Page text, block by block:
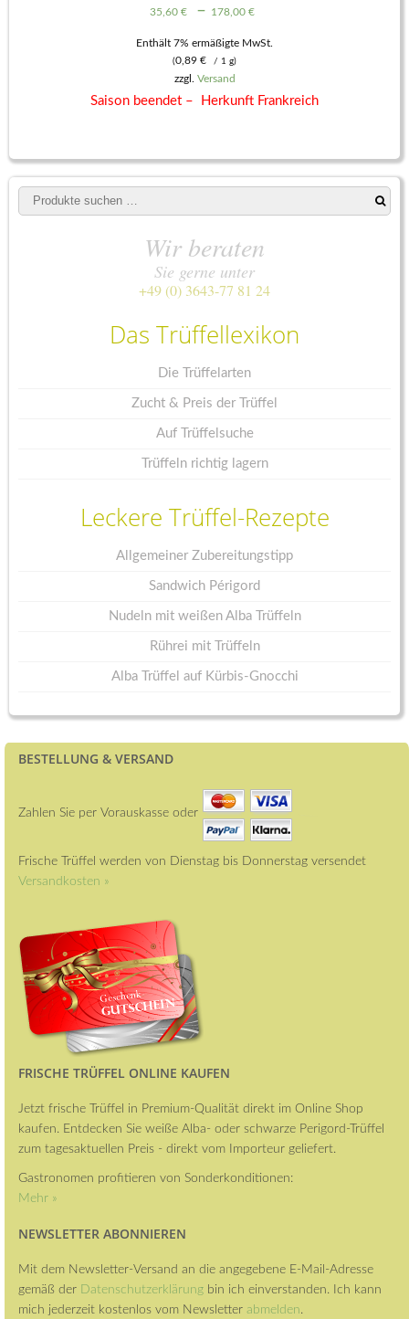
35,60 € – 178,00 €
35,60 €
178,00 €
Enthält 7% ermäßigte MwSt.
(0,89 € / 1 g)
zzgl. Versand
Saison beendet – Herkunft Frankreich
Suchen
Wir beraten
Sie gerne unter
+49 (0) 3643-77 81 24
Das Trüffellexikon
Die Trüffelarten
Zucht & Preis der Trüffel
Auf Trüffelsuche
Trüffeln richtig lagern
Leckere Trüffel-Rezepte
Allgemeiner Zubereitungstipp
Sandwich Périgord
Nudeln mit weißen Alba Trüffeln
Rührei mit Trüffeln
Alba Trüffel auf Kürbis-Gnocchi
BESTELLUNG & VERSAND
Zahlen Sie per Vorauskasse oder
Frische Trüffel werden von Dienstag bis Donnerstag versendet
Versandkosten »
FRISCHE TRÜFFEL ONLINE KAUFEN
Jetzt frische Trüffel in Premium-Qualität direkt im Online Shop
kaufen. Entdecken Sie weiße Alba- oder schwarze Perigord-Trüffel
zum tagesaktuellen Preis - direkt vom Importeur geliefert.
Gastronomen profitieren von Sonderkonditionen:
Mehr »
NEWSLETTER ABONNIEREN
Mit dem Newsletter-Versand an die angegebene E-Mail-Adresse
gemäß der Datenschutzerklärung bin ich einverstanden. Ich kann
mich jederzeit kostenlos vom Newsletter abmelden.